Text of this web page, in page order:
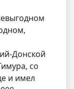
Донской
со
и имел